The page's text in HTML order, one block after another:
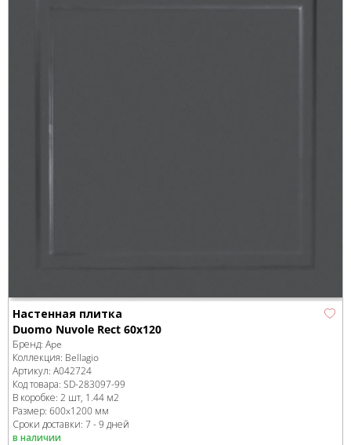
Настенная плитка
Duomo Nuvole Rect 60x120
Бренд: Ape
Коллекция: Bellagio
Артикул: A042724
Код товара: SD-283097-99
В коробке: 2 шт, 1.44 м2
Размер: 600x1200 мм
Сроки доставки: 7 - 9 дней
в наличии